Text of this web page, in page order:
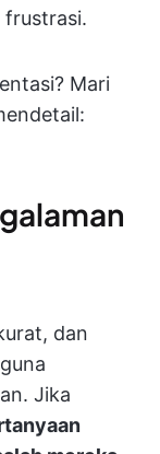
frustrasi.
Mari
dan
Jika